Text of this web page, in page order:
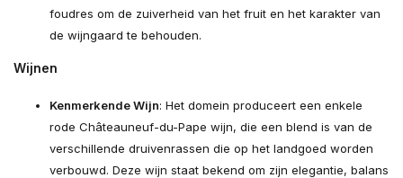
foudres om de zuiverheid van het fruit en het karakter van
de wijngaard te behouden.
Wijnen
Kenmerkende Wijn: Het domein produceert een enkele
rode Châteauneuf-du-Pape wijn, die een blend is van de
verschillende druivenrassen die op het landgoed worden
verbouwd. Deze wijn staat bekend om zijn elegantie, balans